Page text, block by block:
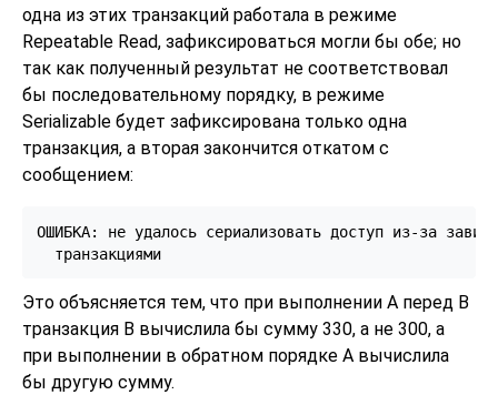
одна из этих транзакций работала в режиме
Repeatable Read, зафиксироваться могли бы обе; но
так как полученный результат не соответствовал
бы последовательному порядку, в режиме
Serializable будет зафиксирована только одна
транзакция, а вторая закончится откатом с
сообщением:
ОШИБКА: не удалось сериализовать доступ из-за
  транзакциями
Это объясняется тем, что при выполнении A перед B
транзакция B вычислила бы сумму 330, а не 300, а
при выполнении в обратном порядке A вычислила
бы другую сумму.